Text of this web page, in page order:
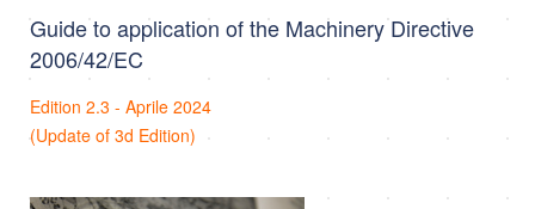
Guide to application of the Machinery Directive
2006/42/EC
Edition 2.3 - Aprile 2024
(Update of 3d Edition)